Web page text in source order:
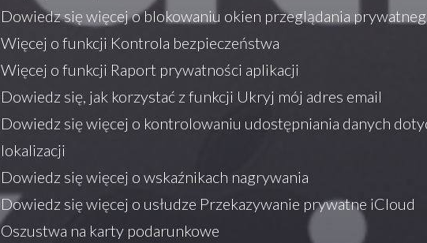
Dowiedz się więcej o blokowaniu okien przeglądania
Więcej o funkcji Kontrola bezpieczeństwa
Więcej o funkcji Raport prywatności aplikacji
Dowiedz się, jak korzystać z funkcji Ukryj mój adres email
Dowiedz się więcej o kontrolowaniu udostępniania danych
lokalizacji
Dowiedz się więcej o wskaźnikach nagrywania
Dowiedz się więcej o usłudze Przekazywanie prywatne iCloud
Oszustwa na karty podarunkowe